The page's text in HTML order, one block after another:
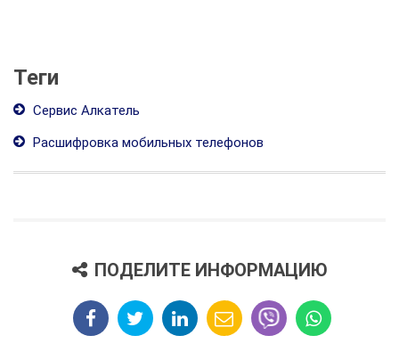
Теги
Сервис Алкатель
Расшифровка мобильных телефонов
ПОДЕЛИТЕ ИНФОРМАЦИЮ